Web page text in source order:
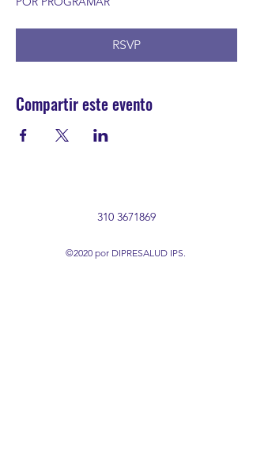
RSVP
Compartir este evento
310 3671869
©2020 por DIPRESALUD IPS.